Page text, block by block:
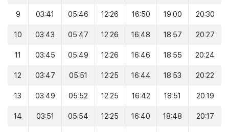
9 03:41 05:46 12:26 16:50 19:00 20:30
10 03:43 05:47 12:26 16:48 18:57 20:27
11 03:45 05:49 12:26 16:46 18:55 20:24
12 03:47 05:51 12:25 16:44 18:53 20:22
13 03:49 05:52 12:25 16:42 18:51 20:19
14 03:51 05:54 12:25 16:40 18:48 20:17